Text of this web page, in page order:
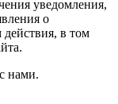
уведомления,
о
в том
нами.